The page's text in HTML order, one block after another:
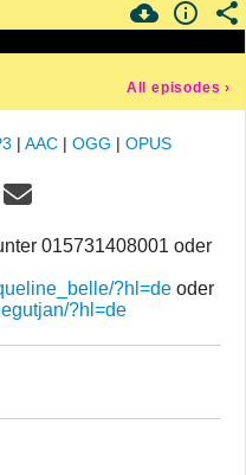
All episodes ›
| AAC | OGG | OPUS
015731408001 oder
?hl=de oder
?hl=de